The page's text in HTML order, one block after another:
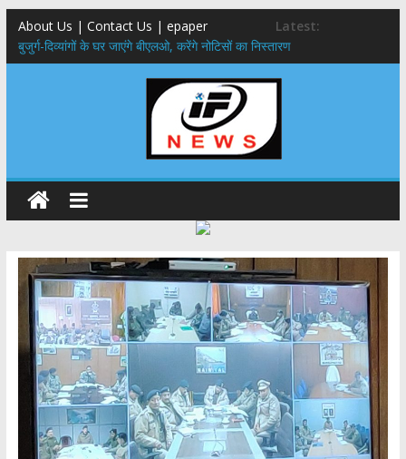
About Us | Contact Us | epaper
Latest:
बुजुर्ग-दिव्यांगों के घर जाएंगे बीएलओ, करेंगे नोटिसों का निस्तारण
24×7 अलर्ट मोड में रहें अधिकारी-मुख्य सचिव मानसून-एसईओसी से मुख्य सचिव ने
की विस्तृत समीक्षा कहा-बंद सड़कों को शीघ्र खोला जाए, लोगों को न हो दिक्कत
459 करोड़ से एचएनबी गढ़वाल विश्वविद्यालय में अनुसंधान संरचना होगी सुदृढ,उच्च
शिक्षा मंत्री धन सिंह रावत ने नवनियुक्त केन्द्रीय शिक्षा मंत्री से की मुलाकात
मुख्यमंत्री से महानिदेशक एनसीसी ने की शिष्टाचार भेंट,उत्तराखण्ड में एनसीसी के
विस्तार एवं आधुनिक आधारभूत संरचना के विकास पर हुई महत्वपूर्ण चर्चा
एमडीडीए बोर्ड बैठक, देहरादून और मसूरी के विकास के लिए 25 बड़े प्रस्तावों को मिली
हरी झंडी